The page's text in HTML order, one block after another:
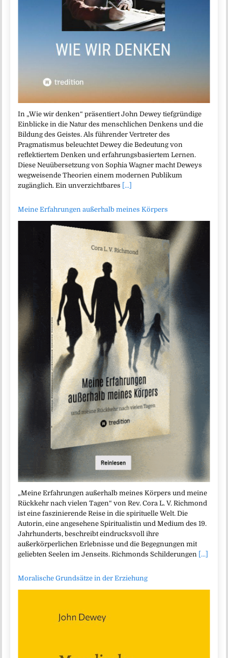
In „Wie wir denken“ präsentiert John Dewey tiefgründige
Einblicke in die Natur des menschlichen Denkens und die
Bildung des Geistes. Als führender Vertreter des
Pragmatismus beleuchtet Dewey die Bedeutung von
reflektiertem Denken und erfahrungsbasiertem Lernen.
Diese Neuübersetzung von Sophia Wagner macht Deweys
wegweisende Theorien einem modernen Publikum
zugänglich. Ein unverzichtbares [...]
Meine Erfahrungen außerhalb meines Körpers
„Meine Erfahrungen außerhalb meines Körpers und meine
Rückkehr nach vielen Tagen“ von Rev. Cora L. V. Richmond
ist eine faszinierende Reise in die spirituelle Welt. Die
Autorin, eine angesehene Spiritualistin und Medium des 19.
Jahrhunderts, beschreibt eindrucksvoll ihre
außerkörperlichen Erlebnisse und die Begegnungen mit
geliebten Seelen im Jenseits. Richmonds Schilderungen [...]
Moralische Grundsätze in der Erziehung